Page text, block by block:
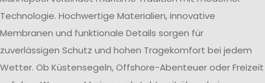
Technologie. Hochwertige Materialien, innovative
Membranen und funktionale Details sorgen für
zuverlässigen Schutz und hohen Tragekomfort bei jedem
Wetter. Ob Küstensegeln, Offshore-Abenteuer oder Freizeit